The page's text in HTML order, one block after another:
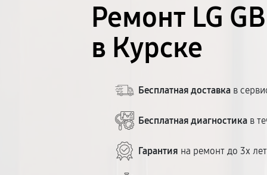
Ремонт LG
в Курске
Бесплатная доставка в
Бесплатная диагностика в
Гарантия на ремонт до 3х лет